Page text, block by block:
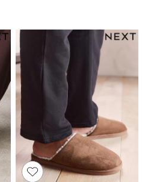
Pants
Underwear
Footwear
Multipack Leggings
Multipack T-Shirts
Multipack Sleepsuits
Multipack Socks & Tights
Multipack Underwear
All Underwear
New In
Pyjamas
Thermals
Sleepsuits
Socks & Tights